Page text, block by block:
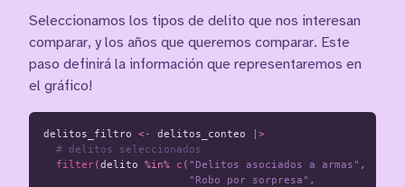
Seleccionamos los tipos de delito que nos interesan
comparar, y los años que queremos comparar. Este
paso definirá la información que representaremos en
el gráfico!
delitos_filtro <- delitos_conteo
|>
# delitos seleccionados
filter(delito %in% c ( "Delitos asociados a armas" ,
"Robo por sorpresa" ,